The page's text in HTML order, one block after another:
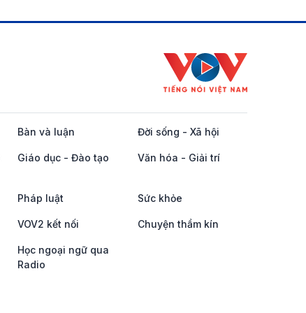
Bàn và luận Đời sống - Xã hội
Giáo dục - Đào tạo Văn hóa - Giải trí
Pháp luật Sức khỏe
VOV2 kết nối Chuyện thầm kín
Học ngoại ngữ qua
Radio